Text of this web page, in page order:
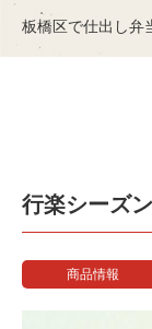
板橋区で仕出し弁
行楽シーズ
商品情報